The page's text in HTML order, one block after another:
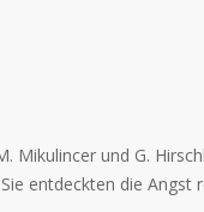
Mikulincer und G.
entdeckten die Angst